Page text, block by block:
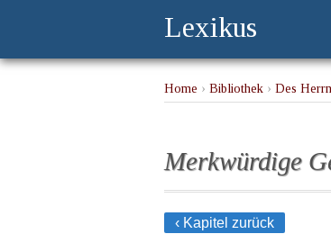
Lexikus
Home › Bibliothek › Des
Merkwürdige
‹ Kapitel zurück